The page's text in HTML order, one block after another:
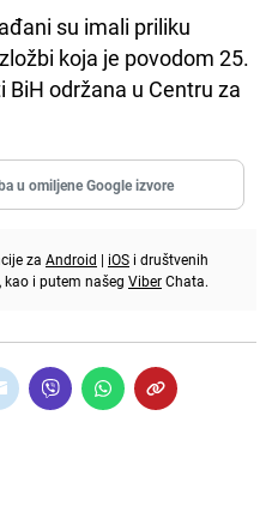
su imali priliku
koja je povodom 25.
održana u Centru za
u omiljene Google izvore
za Android | iOS i društvenih
, kao i putem našeg ViberChata.